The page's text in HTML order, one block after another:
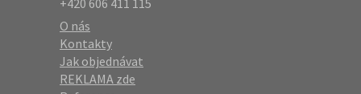
+420 606 411 115
O nás
Kontakty
Jak objednávat
REKLAMA zde